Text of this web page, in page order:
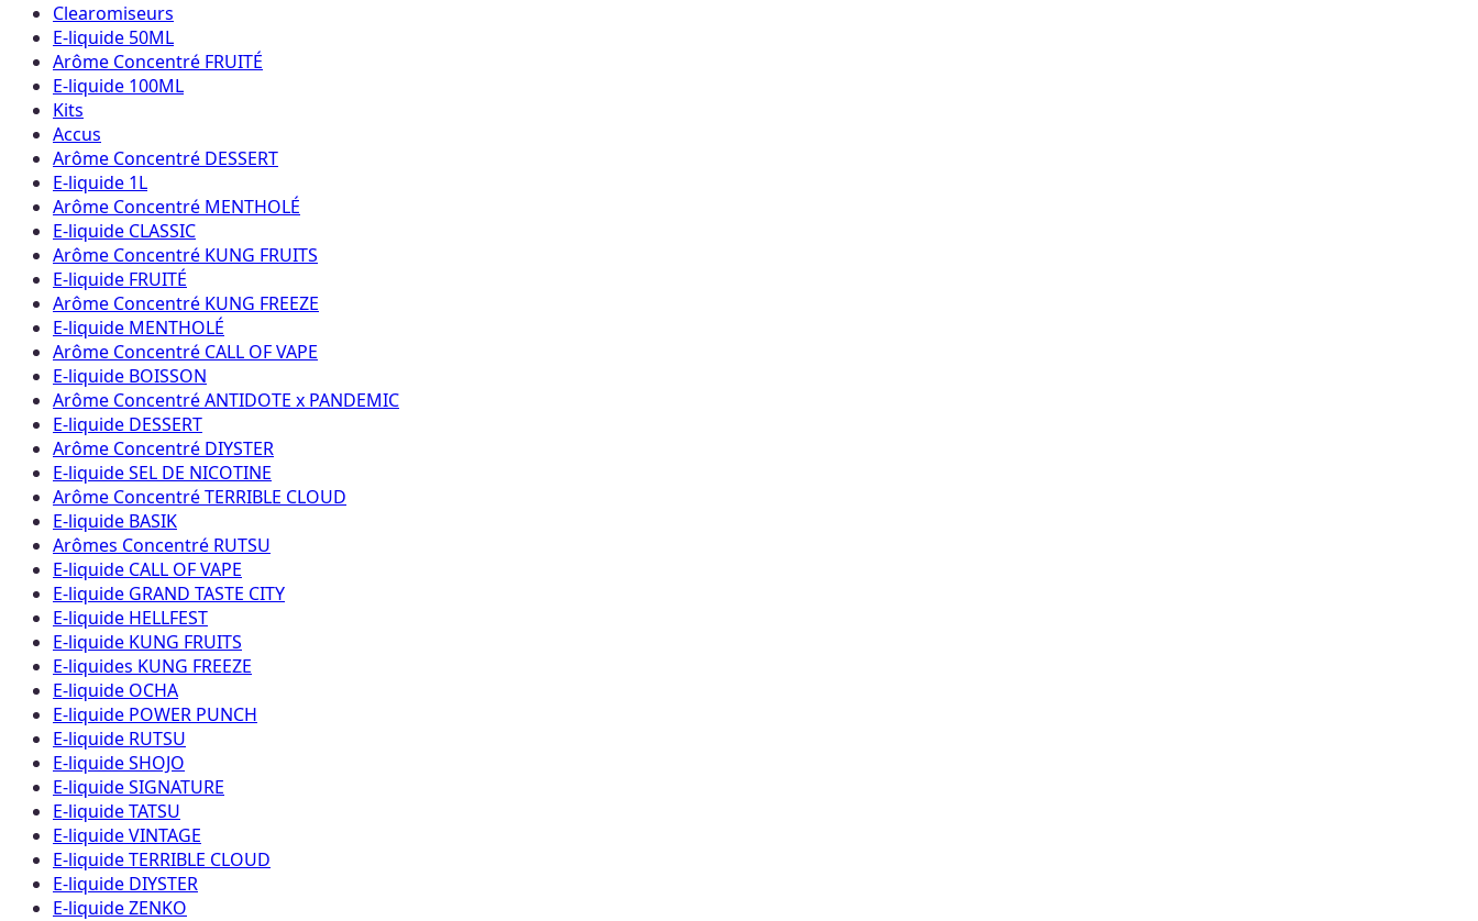
Clearomiseurs
E-liquide 50ML
Arôme Concentré FRUITÉ
E-liquide 100ML
Kits
Accus
Arôme Concentré DESSERT
E-liquide 1L
Arôme Concentré MENTHOLÉ
E-liquide CLASSIC
Arôme Concentré KUNG FRUITS
E-liquide FRUITÉ
Arôme Concentré KUNG FREEZE
E-liquide MENTHOLÉ
Arôme Concentré CALL OF VAPE
E-liquide BOISSON
Arôme Concentré ANTIDOTE x PANDEMIC
E-liquide DESSERT
Arôme Concentré DIYSTER
E-liquide SEL DE NICOTINE
Arôme Concentré TERRIBLE CLOUD
E-liquide BASIK
Arômes Concentré RUTSU
E-liquide CALL OF VAPE
E-liquide GRAND TASTE CITY
E-liquide HELLFEST
E-liquide KUNG FRUITS
E-liquides KUNG FREEZE
E-liquide OCHA
E-liquide POWER PUNCH
E-liquide RUTSU
E-liquide SHOJO
E-liquide SIGNATURE
E-liquide TATSU
E-liquide VINTAGE
E-liquide TERRIBLE CLOUD
E-liquide DIYSTER
E-liquide ZENKO